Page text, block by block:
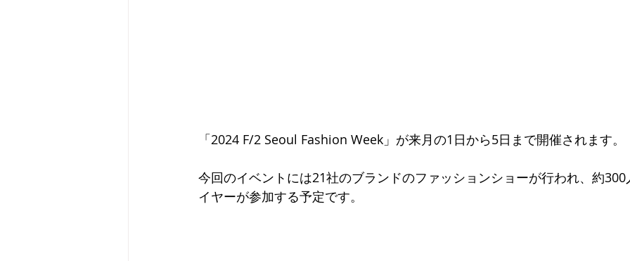
「2024 F/2 Seoul Fashion Week」が来月の1日から5日まで開催されます。
今回のイベントには21社のブランドのファッションショーが行われ、約
イヤーが参加する予定です。